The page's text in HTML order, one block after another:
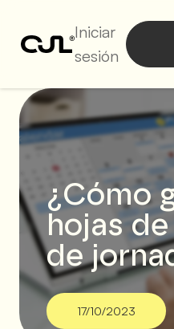
Iniciar
sesión
¿Cómo
hojas
de
17/10/2023